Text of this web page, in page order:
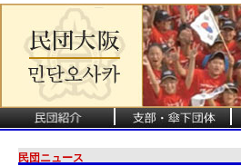
民団ニュース